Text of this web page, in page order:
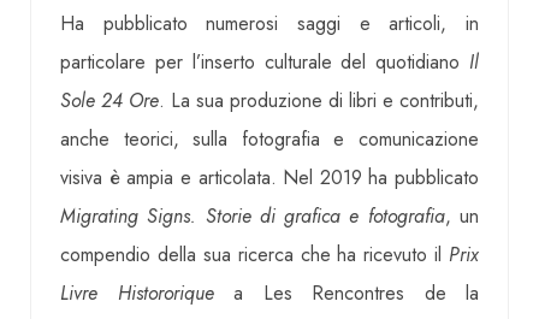
Ha pubblicato numerosi saggi e articoli, in
particolare per l’inserto culturale del quotidiano Il
Sole 24 Ore. La sua produzione di libri e contributi,
anche teorici, sulla fotografia e comunicazione
visiva è ampia e articolata. Nel 2019 ha pubblicato
Migrating Signs. Storie di grafica e fotografia, un
compendio della sua ricerca che ha ricevuto il Prix
Livre Histororiquea Les Rencontres de la